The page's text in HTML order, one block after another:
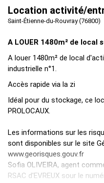
Location activité/
Saint-Étienne-du-Rouvray (76800)
A LOUER 1480m² de local
A louer 1480m² de local
industrielle n°1.
Accès rapide via la zi
Idéal pour du stockage, ce
PROLOCAUX.
Les informations sur les
sont disponibles sur le site
www.georisques.gouv.fr
Sofia OLIVEIRA, agent
RSAC d'EVREUX sour le